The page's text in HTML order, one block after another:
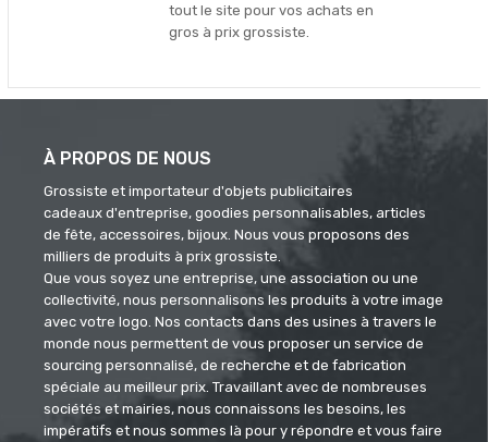
tout le site pour vos achats en
gros à prix grossiste.
À PROPOS DE NOUS
Grossiste et importateur d'objets publicitaires
cadeaux d'entreprise, goodies personnalisables, articles
de fête, accessoires, bijoux. Nous vous proposons des
milliers de produits à prix grossiste.
Que vous soyez une entreprise, une association ou une
collectivité, nous personnalisons les produits à votre image
avec votre logo. Nos contacts dans des usines à travers le
monde nous permettent de vous proposer un service de
sourcing personnalisé, de recherche et de fabrication
spéciale au meilleur prix. Travaillant avec de nombreuses
sociétés et mairies, nous connaissons les besoins, les
impératifs et nous sommes là pour y répondre et vous faire